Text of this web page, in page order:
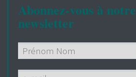
Abonnez-vous à notre
newsletter